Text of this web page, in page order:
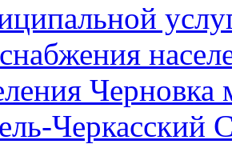
Черновка
Черкасский